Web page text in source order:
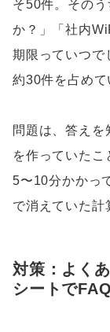
そ50件。その
か？」「社内
期限っていつで
約30件を占めて
問題は、答えを
を作っていたこ
5〜10分かかっ
で消えていた計
対策：よく
シートで